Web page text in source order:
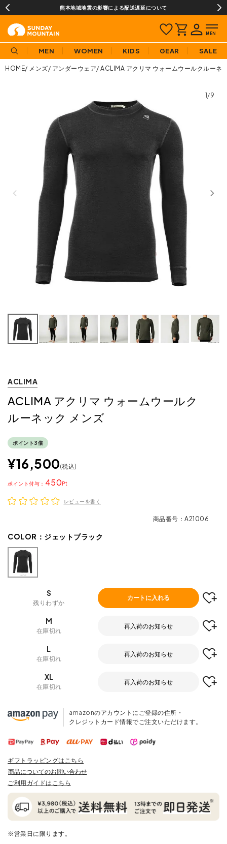
熊本地域地震の影響による配送遅延について
MEN WOMEN KIDS GEAR SALE
HOME メンズ アンダーウェア ACLIMA アクリマ ウォームウールクルーネ
1/9
ACLIMA
ACLIMA アクリマ ウォームウールク
ルーネック メンズ
ポイント3倍
¥16,500 税込
450
ポイント
レビューを書く
商品番号 A21006
COLOR： ジェットブラック
S
残りわずか
カートに入れる
M
在庫切れ
再入荷のお知らせ
L
在庫切れ
再入荷のお知らせ
XL
在庫切れ
再入荷のお知らせ
amazonのアカウントにご登録の住所・
クレジットカード情報でご注文いただけます。
ギフトラッピングはこちら
商品についてのお問い合わせ
ご利用ガイドはこちら
※営業日に限ります。